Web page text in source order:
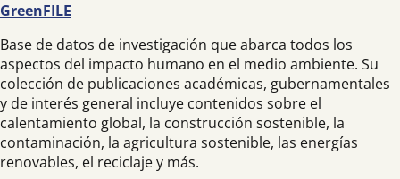
GreenFILE
Base de datos de investigación que abarca todos los
aspectos del impacto humano en el medio ambiente. Su
colección de publicaciones académicas, gubernamentales
y de interés general incluye contenidos sobre el
calentamiento global, la construcción sostenible, la
contaminación, la agricultura sostenible, las energías
renovables, el reciclaje y más.